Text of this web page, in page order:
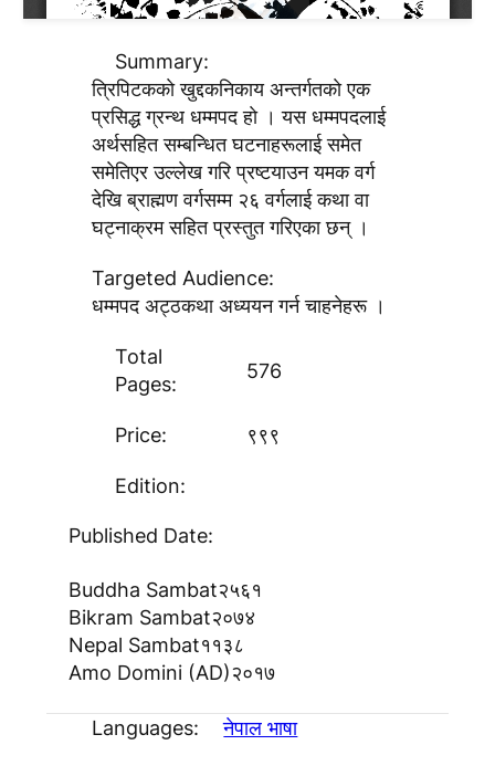
Summary:
त्रिपिटककाे खुद्दकनिकाय अन्तर्गतकाे एक
प्रसिद्ध ग्रन्थ धम्मपद हाे । यस धम्मपदलाई
अर्थसहित सम्बन्धित घटनाहरूलाई समेत
समेतिएर उल्लेख गरि प्रष्टयाउन यमक वर्ग
देखि ब्राह्मण वर्गसम्म २६ वर्गलाई कथा वा
घट्नाक्रम सहित प्रस्तुत गरिएका छन् ।
Targeted Audience:
धम्मपद अट्ठकथा अध्ययन गर्न चाहनेहरू ।
Total
Pages:
576
Price: ९९९
Edition:
Published Date:
Buddha Sambat२५६१
Bikram Sambat२०७४
Nepal Sambat११३८
Amo Domini (AD)२०१७
Languages: नेपाल भाषा